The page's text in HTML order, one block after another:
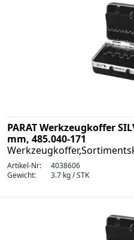
PARAT Werkzeugkoffer
mm, 485.040-171
Artikel-Nr:
4038606
Gewicht:
3.7 kg / STK